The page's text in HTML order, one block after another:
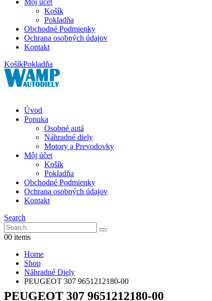
Môj účet
Košík
Pokladňa
Obchodné Podmienky
Ochrana osobných údajov
Kontakt
KošíkPokladňa
Úvod
Ponuka
Osobné autá
Náhradné diely
Motory a Prevodovky
Môj účet
Košík
Pokladňa
Obchodné Podmienky
Ochrana osobných údajov
Kontakt
Search
00 items
Home
Shop
Náhradné Diely
PEUGEOT 307 9651212180-00
PEUGEOT 307 9651212180-00